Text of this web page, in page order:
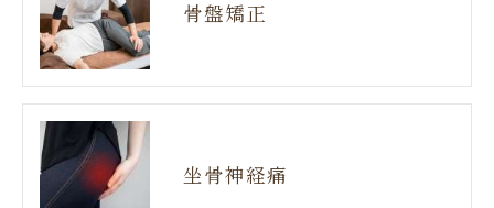
骨盤矯正
坐骨神経痛